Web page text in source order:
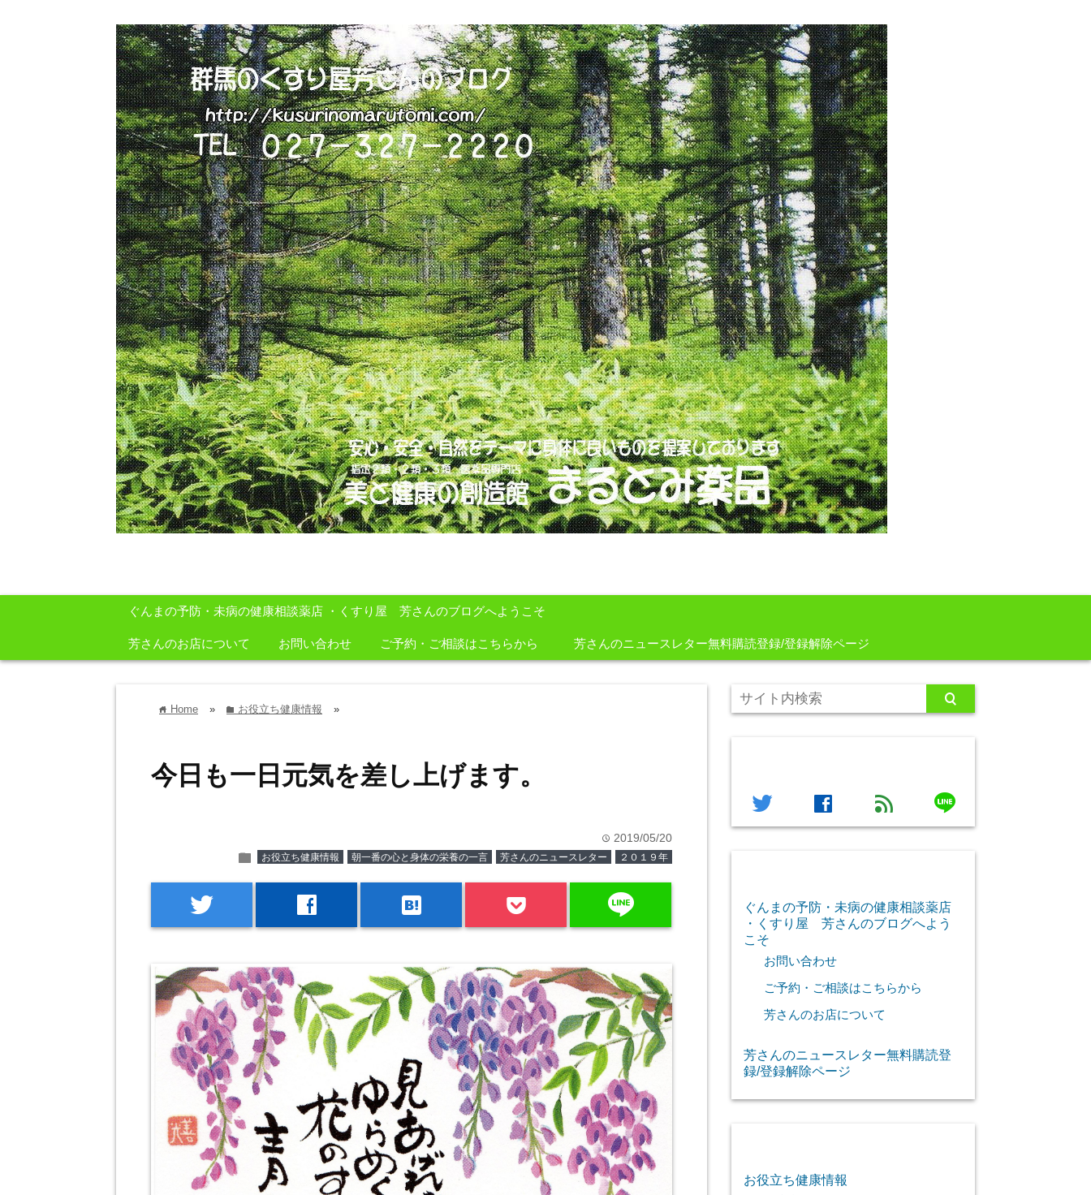
ぐんまの予防・未病の健康相談薬店 ・くすり屋 芳さんのブログへようこそ
芳さんのお店について お問い合わせ ご予約・ご相談はこちらから 芳さんのニュースレター無料購読登録/登録解除ページ
home Home » folder お役立ち健康情報 »
今日も一日元気を差し上げます。
time 2019/05/20
folder お役立ち健康情報 朝一番の心と身体の栄養の一言 芳さんのニュースレター ２０１９年
twitter facebook hatenabookmark line
twitter facebook feed line
ぐんまの予防・未病の健康相談薬店
・くすり屋 芳さんのブログへよう
こそ
お問い合わせ
ご予約・ご相談はこちらから
芳さんのお店について
芳さんのニュースレター無料購読登
録/登録解除ページ
お役立ち健康情報